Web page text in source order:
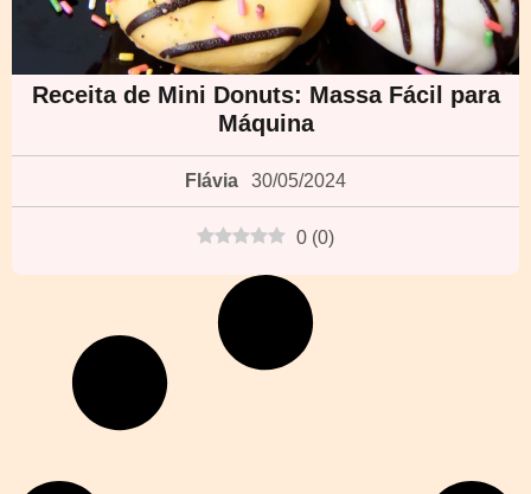
Receita de Mini Donuts: Massa Fácil para
Máquina
Flávia 30/05/2024
0 (0)